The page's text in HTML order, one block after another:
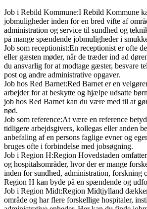
Job i Rebild Kommune:I Rebild Kommune
jobmuligheder inden for en bred vifte af
administration og service til sundhed og
på mange spændende jobmuligheder i
Job som receptionist:En receptionist er ofte
eller gæsten møder, når de træder ind ad
du ansvarlig for at modtage gæster, besvare
post og andre administrative opgaver.
Job hos Red Barnet:Red Barnet er en
arbejder for at beskytte og hjælpe udsatte
job hos Red Barnet kan du være med til at
nød.
Job som reference:At være en reference
tidligere arbejdsgivers, kollegas eller anden
anbefaling af en persons faglige evner og
bruges ofte i forbindelse med jobsøgning.
Job i Region H:Region Hovedstaden
og hospitalsområder, hvor der er mange
inden for sundhed, administration, forskning
Region H kan byde på en spændende og
Job i Region Midt:Region Midtjylland
område og har flere forskellige hospitaler,